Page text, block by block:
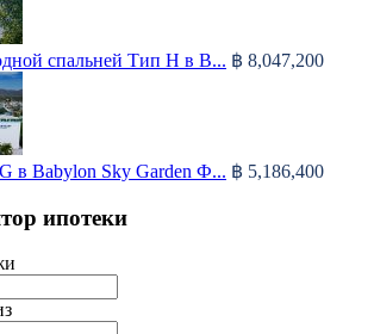
спальней Тип H в B... ฿ 8,047,200
в Babylon Sky Garden Ф... ฿ 5,186,400
ипотеки